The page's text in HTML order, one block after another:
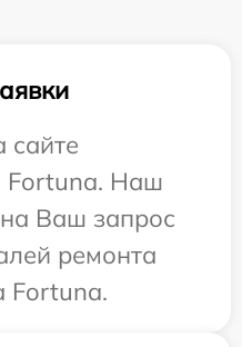
сайте
Fortuna. Наш
Ваш запрос
ремонта
Fortuna.